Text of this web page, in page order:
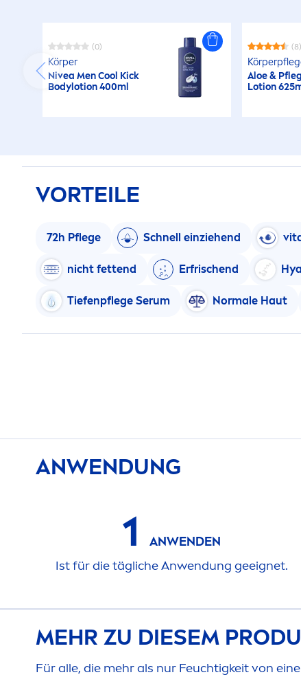
(0)
Körper
Nivea MenCool Kick
Bodylotion 400ml
(8)
Aloe &
Lotion
VORTEILE
72h Pflege Schnell einziehend
nicht fettend Erfrischend
Tiefenpflege Serum Normale Haut
ANWENDUNG
1
ANWENDEN
Ist für die tägliche Anwendung geeignet.
MEHR ZU DIESEM
Für alle, die mehr als nur Feuchtigkeit von